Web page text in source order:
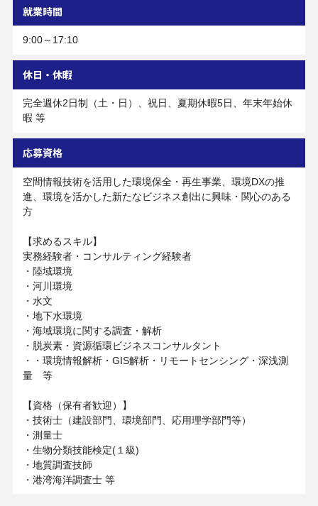
就業時間
9:00～17:10
休日・休暇
完全週休2日制（土・日）、祝日、夏期休暇5日、年末年始休
暇 等
応募資格
空間情報技術を活用した環境保全・再生事業、環境DXの推
進、環境を活かした新たなビジネス創出に興味・関心のある
方
【求めるスキル】
実務経験者・コンサルティング経験者
・陸域環境
・河川環境
・水文
・地下水環境
・海域環境に関する調査・解析
・脱炭素・資源循環ビジネスコンサルタント
・・環境情報解析・GIS解析・リモートセンシング・深浅測
量 等
【資格（保有者歓迎）】
・技術士（建設部門、環境部門、応用理学部門等）
・測量士
・生物分類技能検定(１級)
・地質調査技師
・港湾海洋調査士 等